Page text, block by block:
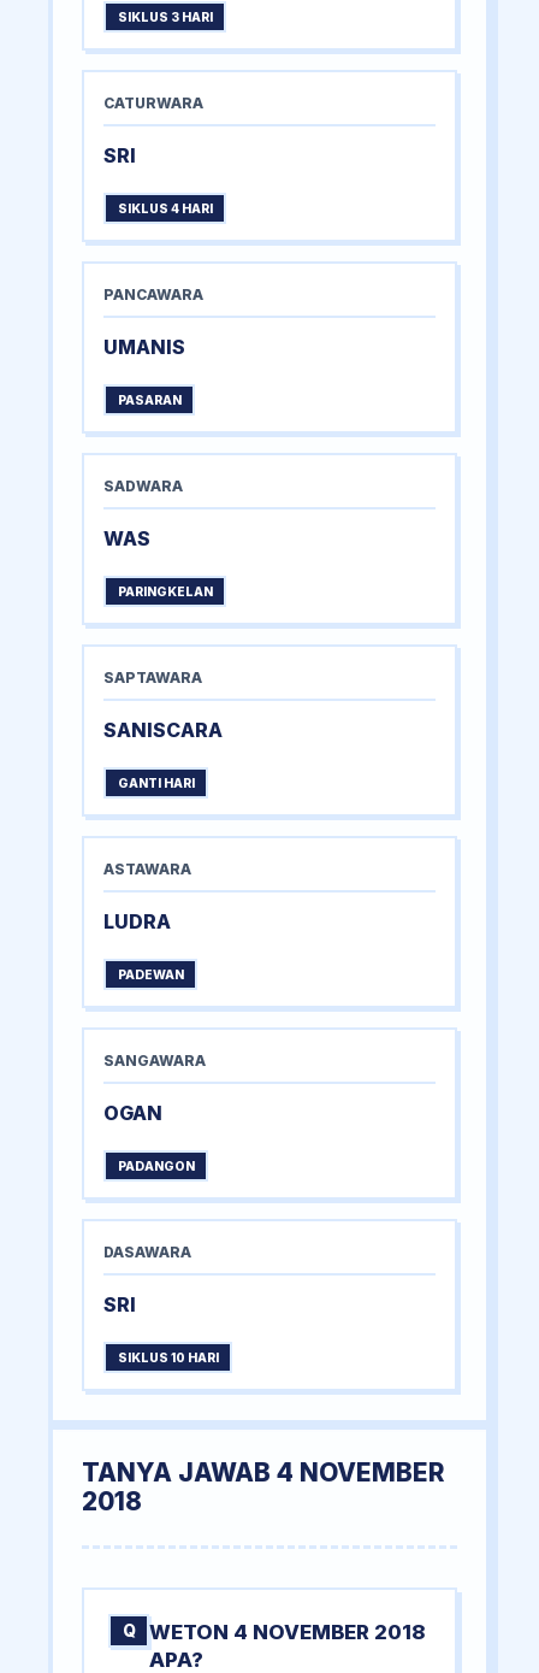
SIKLUS 3 HARI
CATURWARA
SRI
SIKLUS 4 HARI
PANCAWARA
UMANIS
PASARAN
SADWARA
WAS
PARINGKELAN
SAPTAWARA
SANISCARA
GANTI HARI
ASTAWARA
LUDRA
PADEWAN
SANGAWARA
OGAN
PADANGON
DASAWARA
SRI
SIKLUS 10 HARI
TANYA JAWAB 4 NOVEMBER
2018
Q
WETON 4 NOVEMBER 2018
APA?